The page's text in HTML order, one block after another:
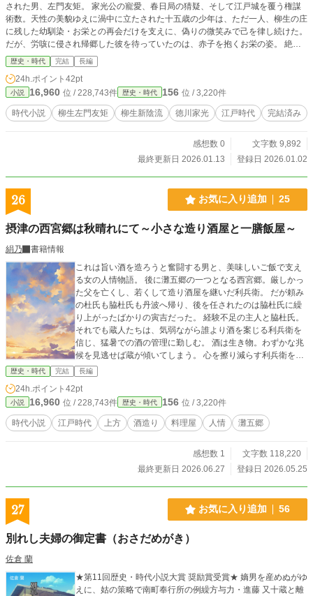
された男、左門友矩。 家光公の寵愛、春日局の猜疑、そして江戸城を覆う権謀
術数。天性の美貌ゆえに渦中に立たされた十五歳の少年は、ただ一人、柳生の庄
に残した幼馴染・お栄との再会だけを支えに、偽りの微笑みで己を律し続けた。
だが、労咳に侵され帰郷した彼を待っていたのは、赤子を抱くお栄の姿。 絶
望、嫉妬、そして自覚した醜い「妄執」。己の汚濁に悶え、死を待つばかりの左
門に、運命の半鐘が響き渡る。 愛する者を守るため、病躯を引きずり「最後の
大太刀」を抜くとき、彼は真の救いを見出すのか。 全12章、完結済みです。 1/
13、全話公開完了しました。 お願い）本作品は、「柳生の影 ―十兵衛旅日記
―」を読んでおくと、より楽しめます。ぜひ読んでね！ https://www.alphapolis.
co.jp/novel/530697020/471014630
歴史・時代 完結 長編
24h.ポイント 42pt
小説 16,960 位 / 228,743件 歴史・時代 156 位 / 3,220件
時代小説 柳生左門友矩 柳生新陰流 徳川家光 江戸時代 完結済み
感想数 0
文字数 9,892
最終更新日 2026.01.13
登録日 2026.01.02
26 お気に入り追加 25
摂津の西宮郷は秋晴れにて～小さな造り酒屋と一膳飯屋～
絹乃
書籍情報
これは旨い酒を造ろうと奮闘する男と、美味しいご飯で支え
る女の人情物語。 後に灘五郷の一つとなる西宮郷。厳しかっ
た父を亡くし、若くして造り酒屋を継いだ利兵衛。 だが頼み
の杜氏も脇杜氏も丹波へ帰り、後を任されたのは脇杜氏に繰
り上がったばかりの寅吉だった。 経験不足の主人と脇杜氏。
それでも蔵人たちは、気弱ながら誰より酒を案じる利兵衛を
信じ、猛暑での酒の管理に勤しむ。 酒は生き物。わずかな兆
候を見逃せば蔵が傾いてしまう。 心を擦り減らす利兵衛を救
うのは、一膳飯屋の女将そよが出す、じんと沁みる料理だっ
た。女一人で店を切り盛りするそよもまた、喪失を抱えなが
ら店を守っていた。 「杜氏のおやっさんに会いたいよ
ぉ……」 べそをかきながらも利兵衛は酒造りの坂道を登って
いく。父から継いだ酒、盈月の香りと共に。
歴史・時代 完結 長編
24h.ポイント 42pt
小説 16,960 位 / 228,743件 歴史・時代 156 位 / 3,220件
時代小説 江戸時代 上方 酒造り 料理屋 人情 灘五郷
感想数 1
文字数 118,220
最終更新日 2026.06.27
登録日 2026.05.25
27 お気に入り追加 56
別れし夫婦の御定書（おさだめがき）
佐倉 蘭
★第11回歴史・時代小説大賞 奨励賞受賞★ 嫡男を産めぬがゆ
えに、姑の策略で南町奉行所の例繰方与力・進藤 又十蔵と離